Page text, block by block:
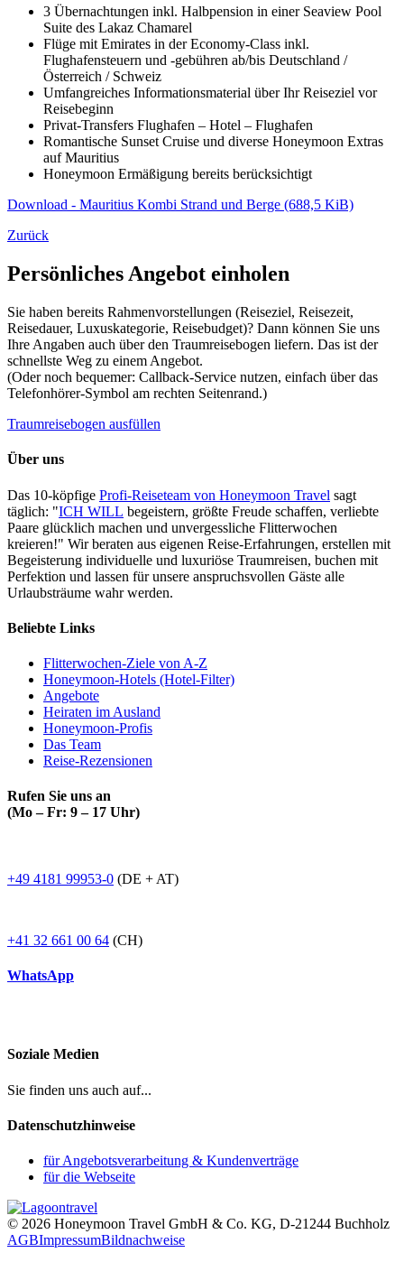
3 Übernachtungen inkl. Halbpension in einer Seaview Pool
Suite des Lakaz Chamarel
Flüge mit Emirates in der Economy-Class inkl.
Flughafensteuern und -gebühren ab/bis Deutschland /
Österreich / Schweiz
Umfangreiches Informationsmaterial über Ihr Reiseziel vor
Reisebeginn
Privat-Transfers Flughafen – Hotel – Flughafen
Romantische Sunset Cruise und diverse Honeymoon Extras
auf Mauritius
Honeymoon Ermäßigung bereits berücksichtigt
Download - Mauritius Kombi Strand und Berge (688,5 KiB)
Zurück
Persönliches Angebot einholen
Sie haben bereits Rahmenvorstellungen (Reiseziel, Reisezeit,
Reisedauer, Luxuskategorie, Reisebudget)? Dann können Sie uns
Ihre Angaben auch über den Traumreisebogen liefern. Das ist der
schnellste Weg zu einem Angebot.
(Oder noch bequemer: Callback-Service nutzen, einfach über das
Telefonhörer-Symbol am rechten Seitenrand.)
Traumreisebogen ausfüllen
Über uns
Das 10-köpfige Profi-Reiseteam von Honeymoon Travel sagt
täglich: "ICH WILL begeistern, größte Freude schaffen, verliebte
Paare glücklich machen und unvergessliche Flitterwochen
kreieren!" Wir beraten aus eigenen Reise-Erfahrungen, erstellen mit
Begeisterung individuelle und luxuriöse Traumreisen, buchen mit
Perfektion und lassen für unsere anspruchsvollen Gäste alle
Urlaubsträume wahr werden.
Beliebte Links
Flitterwochen-Ziele von A-Z
Honeymoon-Hotels (Hotel-Filter)
Angebote
Heiraten im Ausland
Honeymoon-Profis
Das Team
Reise-Rezensionen
Rufen Sie uns an
(Mo – Fr: 9 – 17 Uhr)
+49 4181 99953-0 (DE + AT)
+41 32 661 00 64 (CH)
WhatsApp
Soziale Medien
Sie finden uns auch auf...
Datenschutzhinweise
für Angebotsverarbeitung & Kundenverträge
für die Webseite
© 2026 Honeymoon Travel GmbH & Co. KG, D-21244 Buchholz
AGBImpressumBildnachweise